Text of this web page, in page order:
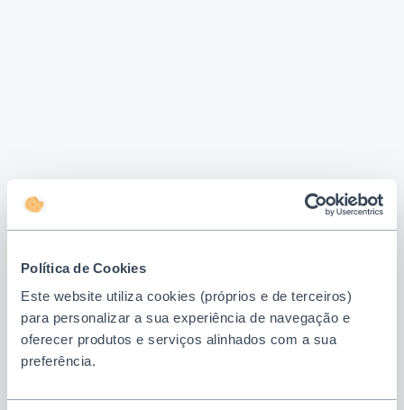
Política de Cookies
Este website utiliza cookies (próprios e de terceiros)
para personalizar a sua experiência de navegação e
oferecer produtos e serviços alinhados com a sua
preferência.